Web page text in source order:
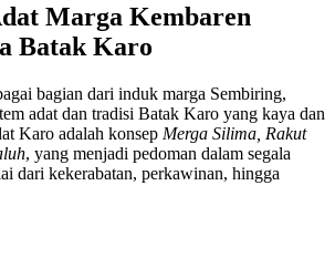
Marga Kembaren
Batak Karo
bagian dari induk marga Sembiring,
adat dan tradisi Batak Karo yang kaya dan
Karo adalah konsep Merga Silima, Rakut
, yang menjadi pedoman dalam segala
dari kekerabatan, perkawinan, hingga